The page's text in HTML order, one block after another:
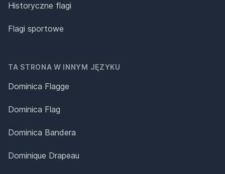
Historyczne flagi
Flagi sportowe
TA STRONA W INNYM JĘZYKU
Dominica Flagge
Dominica Flag
Dominica Bandera
Dominique Drapeau